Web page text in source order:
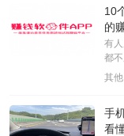
10
的
有
都
其
手
看